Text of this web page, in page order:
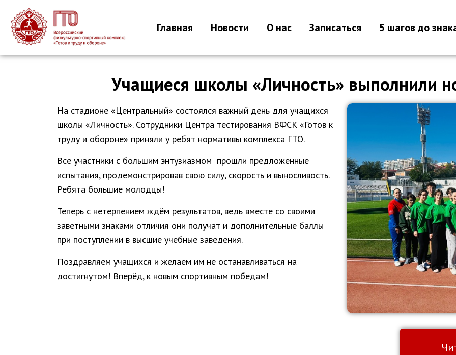
Главная Новости О нас Записаться 5 шагов до
Учащиеся школы «Личность» выполнили
На стадионе «Центральный» состоялся важный день для учащихся
школы «Личность». Сотрудники Центра тестирования ВФСК «Готов к
труду и обороне» приняли у ребят нормативы комплекса ГТО.
Все участники с большим энтузиазмом прошли предложенные
испытания, продемонстрировав свою силу, скорость и выносливость.
Ребята большие молодцы!
Теперь с нетерпением ждём результатов, ведь вместе со своими
заветными знаками отличия они получат и дополнительные баллы
при поступлении в высшие учебные заведения.
Поздравляем учащихся и желаем им не останавливаться на
достигнутом! Вперёд, к новым спортивным победам!